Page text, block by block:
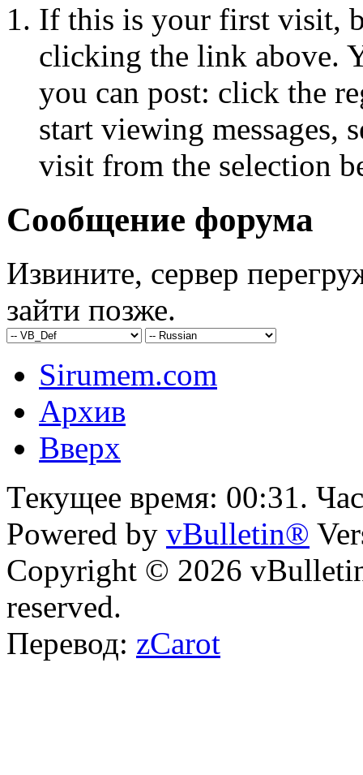
If this is your first visit,
clicking the link above.
you can post: click the
start viewing messages,
visit from the selection
Сообщение форума
Извините, сервер
зайти позже.
Sirumem.com
Архив
Вверх
Текущее время: 00:31.
Powered by vBulletin®
Copyright © 2026
reserved.
Перевод: zCarot